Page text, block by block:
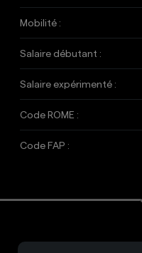
Mobilité :
Salaire débutant :
Salaire expérimenté :
Code ROME :
Code FAP :